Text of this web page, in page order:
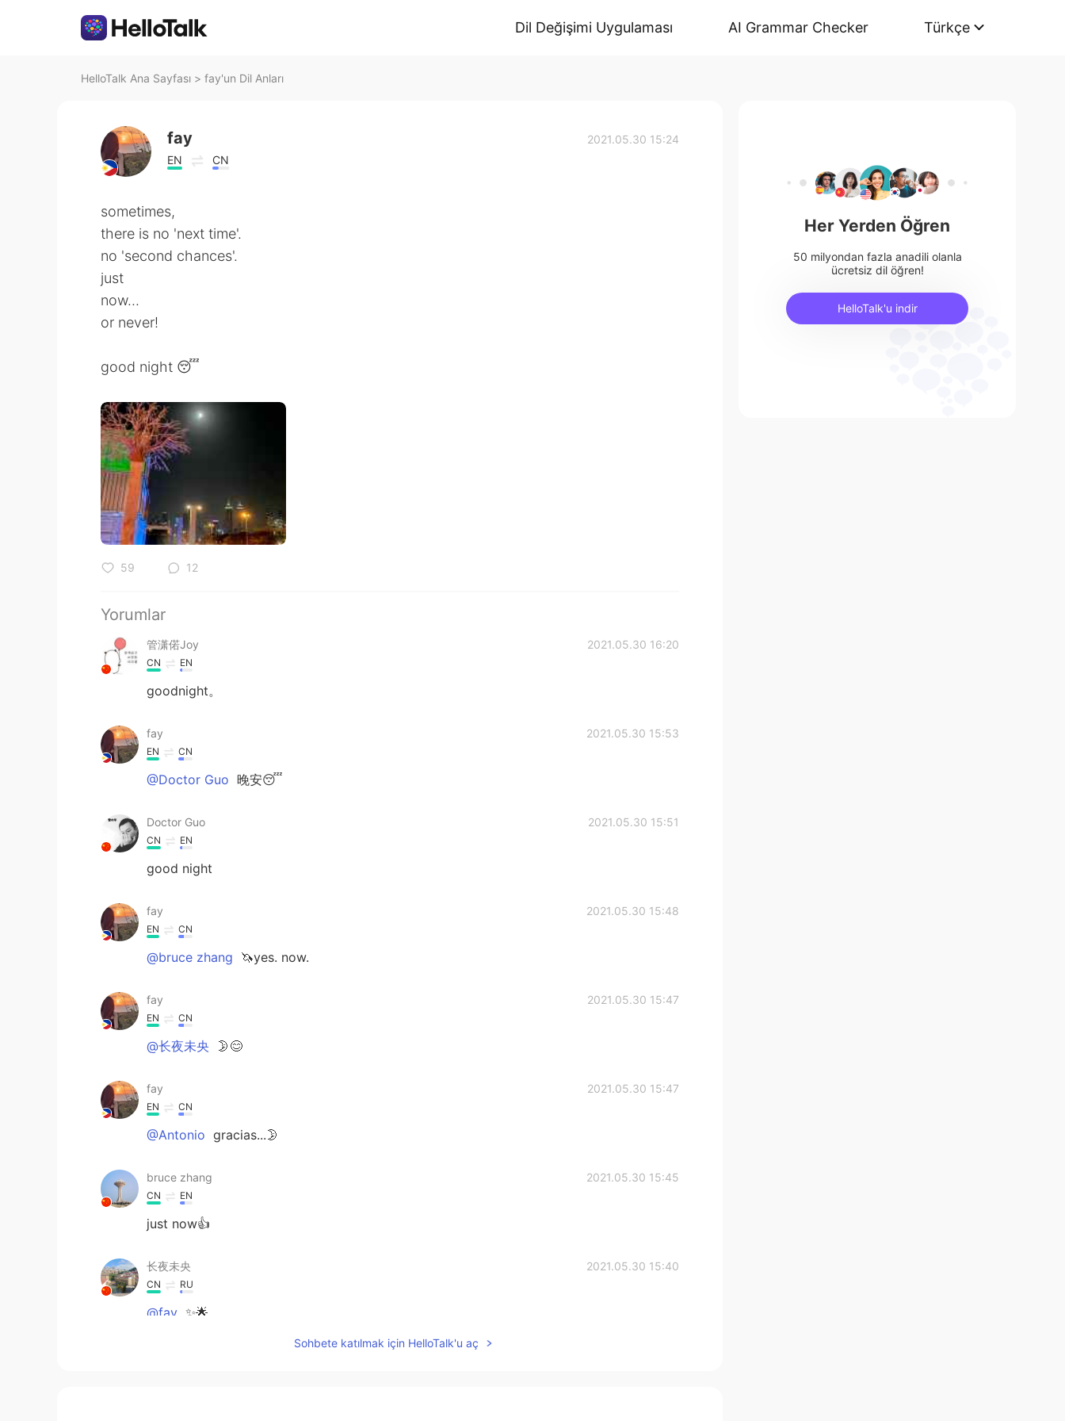
Dil Değişimi Uygulaması AI Grammar Checker Türkçe
HelloTalk Ana Sayfası > fay'un Dil Anları
fay
EN CN
2021.05.30 15:24
sometimes,
there is no 'next time'.
no 'second chances'.
just
now...
or never!
good night 😴
59 12
Yorumlar
管潇偌Joy 2021.05.30 16:20
CN EN
goodnight。
fay 2021.05.30 15:53
EN CN
@Doctor Guo 晚安😴
Doctor Guo 2021.05.30 15:51
CN EN
good night
fay 2021.05.30 15:48
EN CN
@bruce zhang 🦄yes. now.
fay 2021.05.30 15:47
EN CN
@长夜未央 🌛😊
fay 2021.05.30 15:47
EN CN
@Antonio gracias...🌛
bruce zhang 2021.05.30 15:45
CN EN
just now👍
长夜未央 2021.05.30 15:40
CN RU
@fay ✨🌟
Sohbete katılmak için HelloTalk'u aç
Her Yerden Öğren
50 milyondan fazla anadili olanla
ücretsiz dil öğren!
HelloTalk'u indir